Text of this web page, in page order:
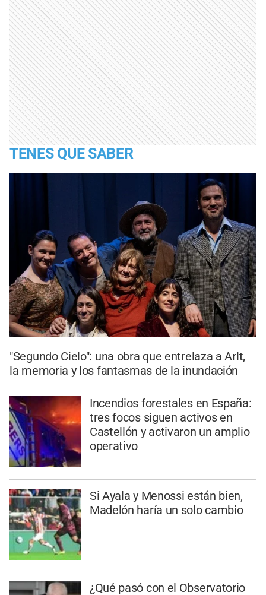
TENES QUE SABER
"Segundo Cielo": una obra que entrelaza a Arlt,
la memoria y los fantasmas de la inundación
Incendios forestales en España:
tres focos siguen activos en
Castellón y activaron un amplio
operativo
Si Ayala y Menossi están bien,
Madelón haría un solo cambio
¿Qué pasó con el Observatorio